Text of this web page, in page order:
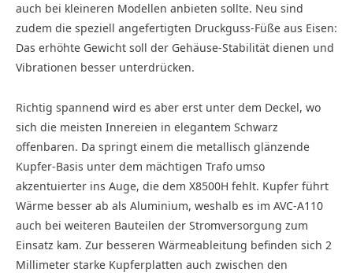
auch bei kleineren Modellen anbieten sollte. Neu sind
zudem die speziell angefertigten Druckguss-Füße aus Eisen:
Das erhöhte Gewicht soll der Gehäuse-Stabilität dienen und
Vibrationen besser unterdrücken.
Richtig spannend wird es aber erst unter dem Deckel, wo
sich die meisten Innereien in elegantem Schwarz
offenbaren. Da springt einem die metallisch glänzende
Kupfer-Basis unter dem mächtigen Trafo umso
akzentuierter ins Auge, die dem X8500H fehlt. Kupfer führt
Wärme besser ab als Aluminium, weshalb es im AVC-A110
auch bei weiteren Bauteilen der Stromversorgung zum
Einsatz kam. Zur besseren Wärmeableitung befinden sich 2
Millimeter starke Kupferplatten auch zwischen den